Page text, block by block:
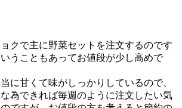
クで主に野菜セットを注文するのです
うこともあってお値段が少し高めで
に甘くて味がしっかりしているので、
為できれば毎週のように注文したい気